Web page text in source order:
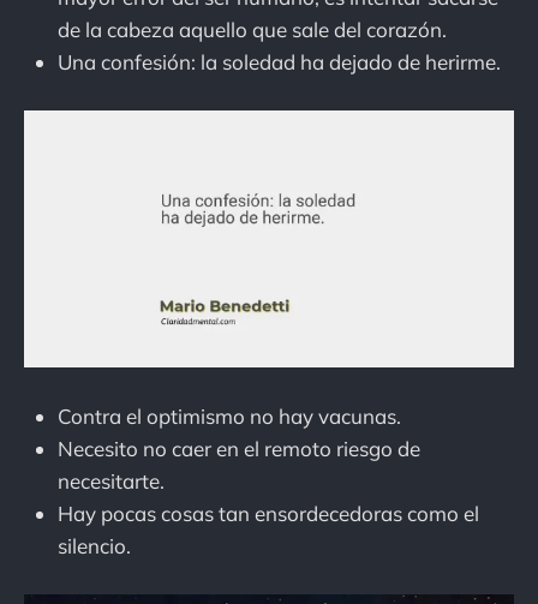
de la cabeza aquello que sale del corazón.
Una confesión: la soledad ha dejado de herirme.
Contra el optimismo no hay vacunas.
Necesito no caer en el remoto riesgo de
necesitarte.
Hay pocas cosas tan ensordecedoras como el
silencio.